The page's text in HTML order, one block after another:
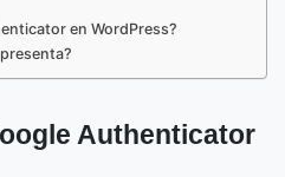
en WordPress?
Authenticator